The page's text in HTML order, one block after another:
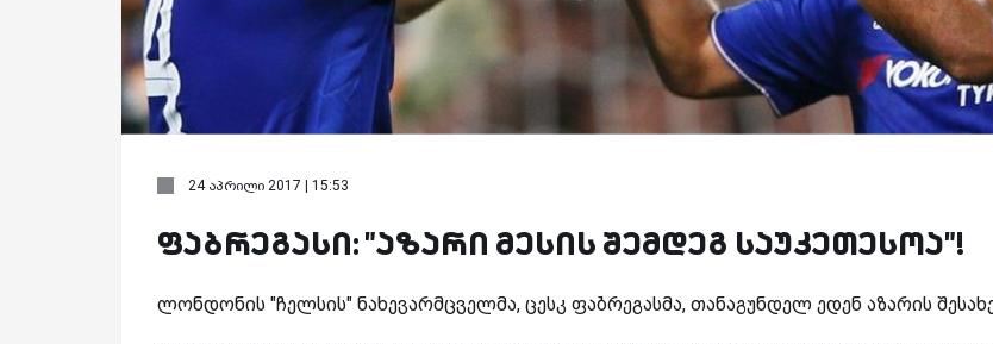
24 აპრილი 2017 | 15:53
ფაბრეგასი: "აზარი მესის შემდეგ საუკეთესოა"!
ლონდონის "ჩელსის" ნახევარმცველმა, ცესკ ფაბრეგასმა, თანაგუნდელ ედენ აზარის